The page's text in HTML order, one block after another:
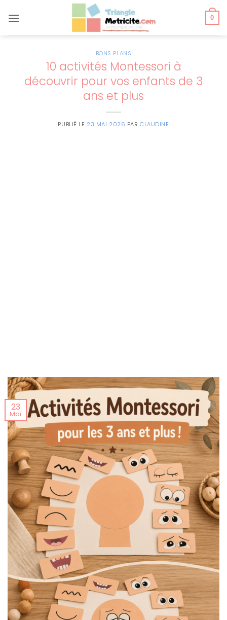
au
0
BONS PLANS
10 activités Montessori à
découvrir pour vos enfants de 3
ans et plus
PUBLIÉ LE 23 MAI 2026 PARCLAUDINE
23
Mai